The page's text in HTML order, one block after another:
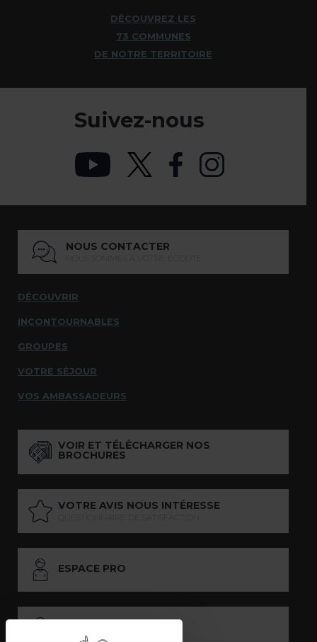
DÉCOUVREZ LES
73 COMMUNES
DE NOTRE TERRITOIRE
Suivez-nous
NOUS CONTACTER
DÉCOUVRIR
INCONTOURNABLES
GROUPES
VOTRE SÉJOUR
VOS AMBASSADEURS
VOIR ET TÉLÉCHARGER NOS
BROCHURES
VOTRE AVIS NOUS INTÉRESSE
ESPACE PRO